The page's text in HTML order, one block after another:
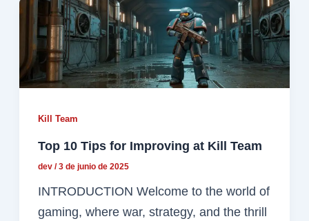
Kill Team
Top 10 Tips for Improving at Kill Team
dev/3 de junio de 2025
INTRODUCTION Welcome to the world of
gaming, where war, strategy, and the thrill